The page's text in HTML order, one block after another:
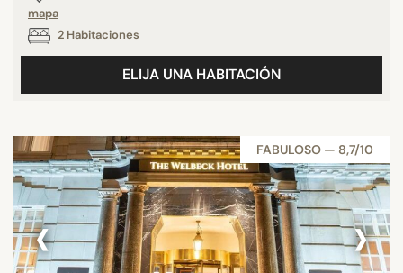
mapa
2 Habitaciones
ELIJA UNA HABITACIÓN
FABULOSO — 8,7/10
‹ ›